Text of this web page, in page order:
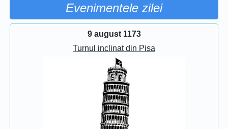
Evenimentele zilei
9 august 1173
Turnul inclinat din Pisa